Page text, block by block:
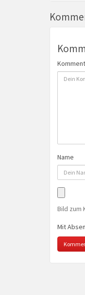
Name
Bild zum
Mit